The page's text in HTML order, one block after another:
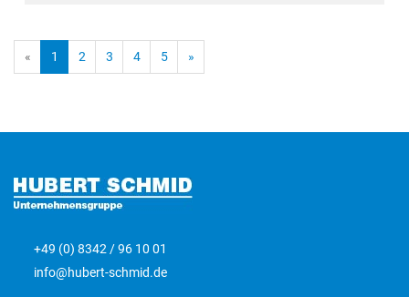
« 1 2 3 4 5 »
+49 (0) 8342 / 96 10 01
info@hubert-schmid.de